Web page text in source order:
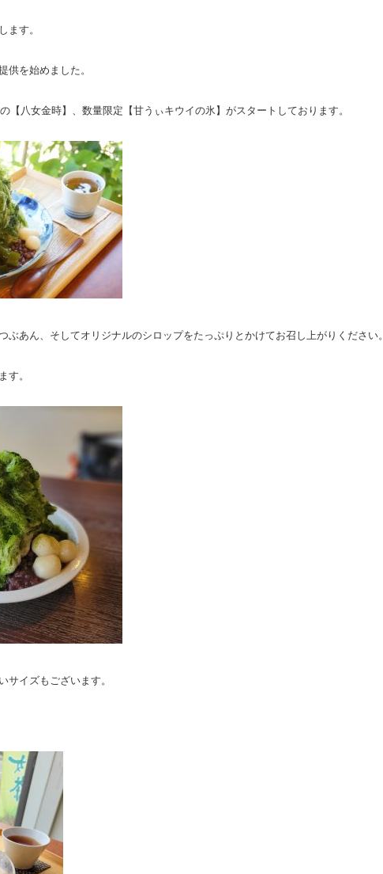
ます。
供を始めました。
【八女金時】、数量限定【甘うぃキウイの氷】がスタートしております。
ぶあん、そしてオリジナルのシロップをたっぷりとかけてお召し上がりください。
す。
サイズもございます。